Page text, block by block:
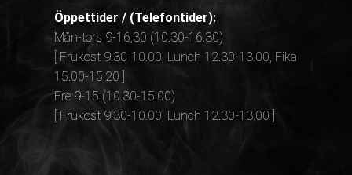
Öppettider / (Telefontider):
Mån-tors 9-16,30 (10.30-16.30)
[ Frukost 9.30-10.00, Lunch 12.30-13.00, Fika
15.00-15.20 ]
Fre 9-15 (10.30-15.00)
[ Frukost 9.30-10.00, Lunch 12.30-13.00 ]